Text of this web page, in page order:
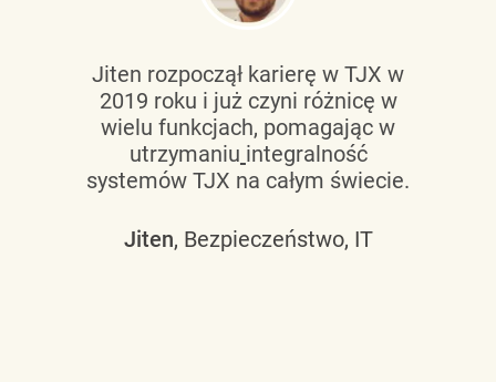
Jiten rozpoczął karierę w TJX w
2019 roku i już czyni różnicę w
wielu funkcjach, pomagając w
utrzymaniu integralność
systemów TJX na całym świecie.
Jiten, Bezpieczeństwo, IT